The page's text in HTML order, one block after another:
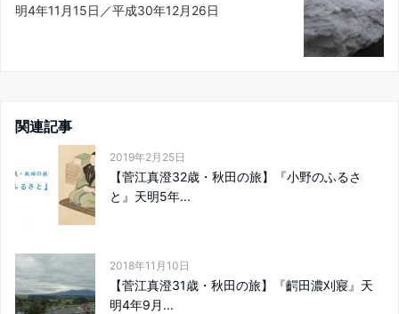
明4年11月15日／平成30年12月26日
関連記事
2019年2月25日
【菅江真澄32歳・秋田の旅】『小野のふるさ
と』天明5年...
2018年11月10日
【菅江真澄31歳・秋田の旅】『齶田濃刈寢』天
明4年9月...